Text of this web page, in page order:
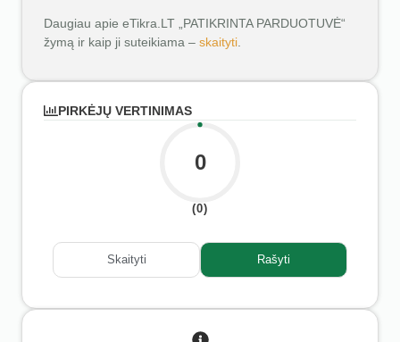
Daugiau apie eTikra.LT „PATIKRINTA PARDUOTUVĖ“
žymą ir kaip ji suteikiama – skaityti
PIRKĖJŲ VERTINIMAS
0
(0)
Skaityti Rašyti